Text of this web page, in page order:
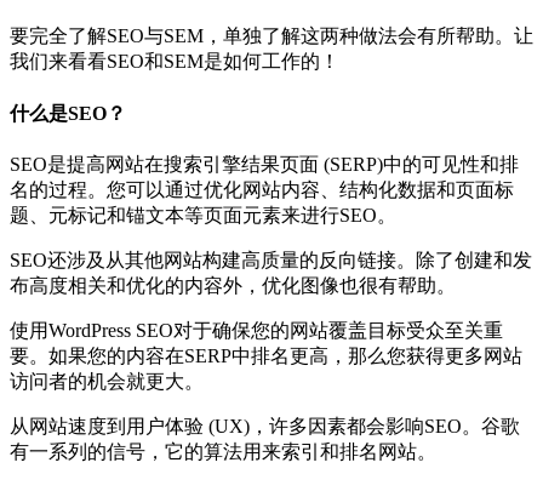
要完全了解SEO与SEM，单独了解这两种做法会有所帮助。让
我们来看看SEO和SEM是如何工作的！
什么是SEO？
SEO是提高网站在搜索引擎结果页面 (SERP)中的可见性和排
名的过程。您可以通过优化网站内容、结构化数据和页面标
题、元标记和锚文本等页面元素来进行SEO。
SEO还涉及从其他网站构建高质量的反向链接。除了创建和发
布高度相关和优化的内容外，优化图像也很有帮助。
使用WordPress SEO对于确保您的网站覆盖目标受众至关重
要。如果您的内容在SERP中排名更高，那么您获得更多网站
访问者的机会就更大。
从网站速度到用户体验 (UX)，许多因素都会影响SEO。谷歌
有一系列的信号，它的算法用来索引和排名网站。